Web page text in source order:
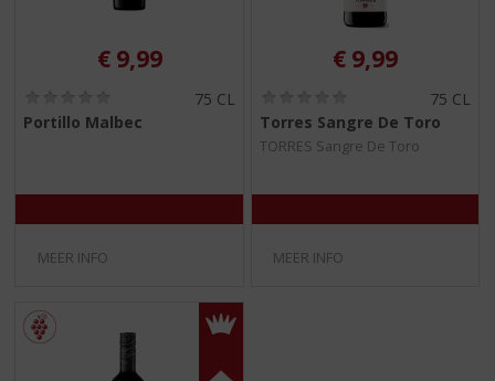
€ 9,99
,
75 CL
Portillo Malbec
MEER INFO
€ 9,99
,
0
75 CL
Torres Sangre De Toro
TORRES Sangre De Toro
MEER INFO